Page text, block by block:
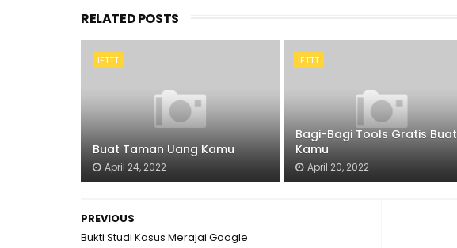
RELATED POSTS
IFTTT
Buat Taman Uang Kamu
April 24, 2022
IFTTT
Bagi-Bagi Tools Gratis Buat
Kamu
April 20, 2022
PREVIOUS
Bukti Studi Kasus Merajai Google